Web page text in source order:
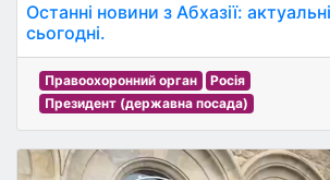
Останні новини з Абхазії:
сьогодні.
Правоохоронний орган
Росія
Президент (державна посада)